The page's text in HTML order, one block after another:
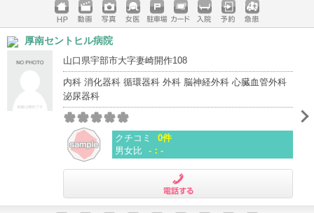
ホームペ
ージ
動画 写真 女医 駐車場
クレジッ
入院 予約 急患
厚南セントヒル病院
山口県宇部市大字妻崎開作108
内科 消化器科 循環器科 外科 脳神経外科 心臓血管外科
泌尿器科
クチコミ
0件
男女比 -：-